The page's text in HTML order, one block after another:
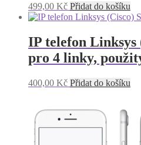
499,00 Kč Přidat do košíku
IP telefon Linksys
pro 4 linky,
400,00 Kč Přidat do košíku